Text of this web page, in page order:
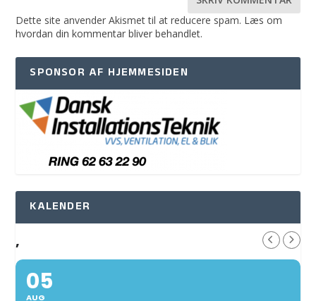
Dette site anvender Akismet til at reducere spam. Læs om
hvordan din kommentar bliver behandlet.
SPONSOR AF HJEMMESIDEN
KALENDER
,
05
AUG